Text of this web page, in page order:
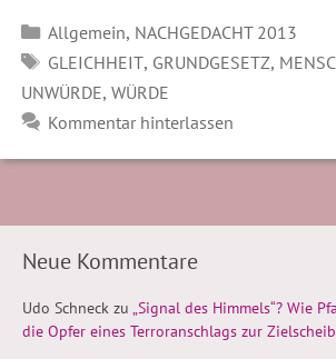
Kategorien
Allgemein, NACHGEDACHT 2013
SCHLAGWÖRTER
GLEICHHEIT, GRUNDGESETZ,
UNWÜRDE,WÜRDE
Kommentar hinterlassen
Neue Kommentare
Udo Schneck zu „Signal des Himmels“? Wie
die Opfer eines Terroranschlags zur